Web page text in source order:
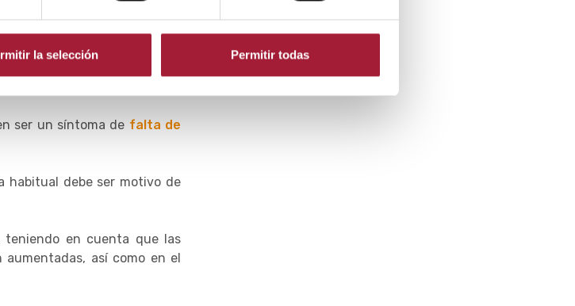
la selección Permitir todas
causas virales (panadizo
hongos).
ser un síntoma de falta de
habitual debe ser motivo de
teniendo en cuenta que las
aumentadas, así como en el